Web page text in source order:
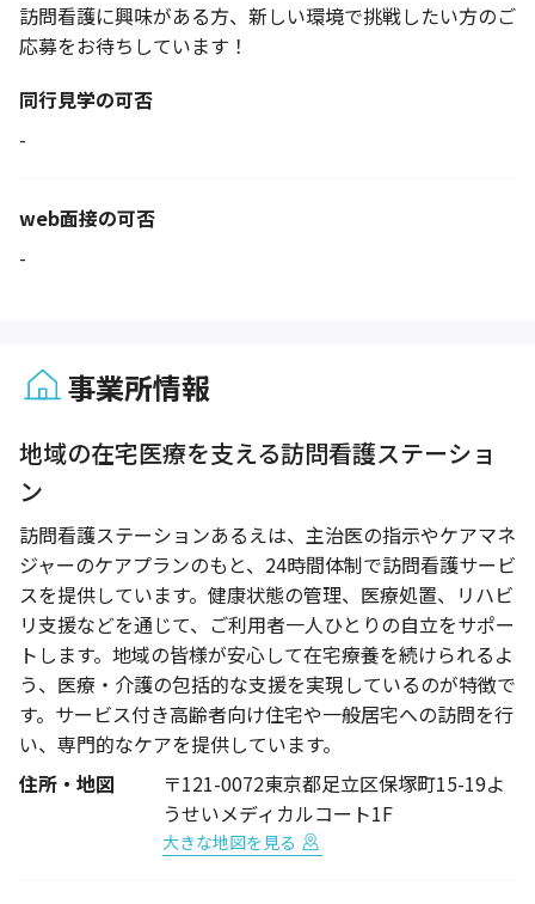
訪問看護に興味がある方、新しい環境で挑戦したい方のご
応募をお待ちしています！
同行見学の可否
-
web面接の可否
-
事業所情報
地域の在宅医療を支える訪問看護ステーショ
ン
訪問看護ステーションあるえは、主治医の指示やケアマネ
ジャーのケアプランのもと、24時間体制で訪問看護サービ
スを提供しています。健康状態の管理、医療処置、リハビ
リ支援などを通じて、ご利用者一人ひとりの自立をサポー
トします。地域の皆様が安心して在宅療養を続けられるよ
う、医療・介護の包括的な支援を実現しているのが特徴で
す。サービス付き高齢者向け住宅や一般居宅への訪問を行
い、専門的なケアを提供しています。
住所・地図
〒121-0072東京都足立区保塚町15-19よ
うせいメディカルコート1F
大きな地図を見る